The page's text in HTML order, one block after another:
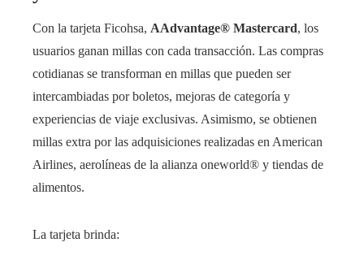
Con la tarjeta Ficohsa, AAdvantage® Mastercard, los
usuarios ganan millas con cada transacción. Las compras
cotidianas se transforman en millas que pueden ser
intercambiadas por boletos, mejoras de categoría y
experiencias de viaje exclusivas. Asimismo, se obtienen
millas extra por las adquisiciones realizadas en American
Airlines, aerolíneas de la alianza oneworld® y tiendas de
alimentos.
La tarjeta brinda: